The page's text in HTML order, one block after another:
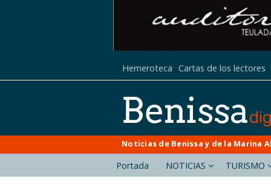
Hemeroteca Cartas de los lectores
Noticias de Benissa y de la Marina
Portada NOTICIAS TURISMO